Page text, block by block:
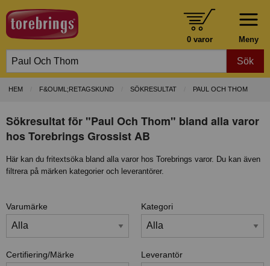
Meny
0 varor
Sök
HEM F&OUML;RETAGSKUND SÖKRESULTAT PAUL OCH THOM
Sökresultat för "Paul Och Thom" bland alla varor
hos Torebrings Grossist AB
Här kan du fritextsöka bland alla varor hos Torebrings varor. Du kan även
filtrera på märken kategorier och leverantörer.
Varumärke Kategori
Certifiering/Märke Leverantör